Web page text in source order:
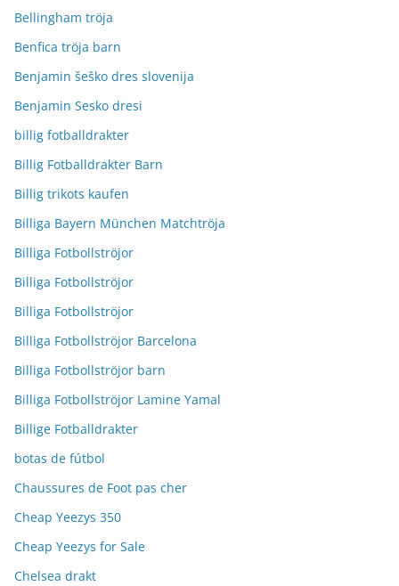
Bellingham tröja
Benfica tröja barn
Benjamin šeško dres slovenija
Benjamin Sesko dresi
billig fotballdrakter
Billig Fotballdrakter Barn
Billig trikots kaufen
Billiga Bayern München Matchtröja
Billiga Fotbollströjor
Billiga Fotbollströjor
Billiga Fotbollströjor
Billiga Fotbollströjor Barcelona
Billiga Fotbollströjor barn
Billiga Fotbollströjor Lamine Yamal
Billige Fotballdrakter
botas de fútbol
Chaussures de Foot pas cher
Cheap Yeezys 350
Cheap Yeezys for Sale
Chelsea drakt